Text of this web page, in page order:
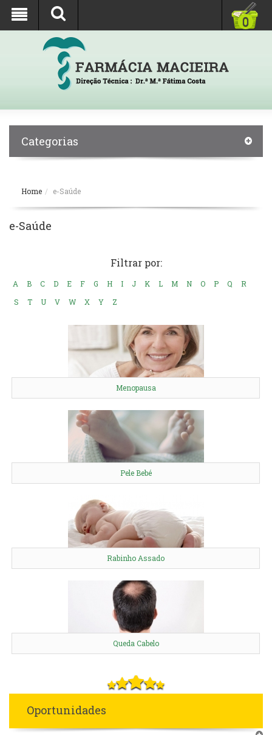
0
Categorias
Home e-Saúde
e-Saúde
Filtrar por:
A B C D E F G H I J K L M N O P Q
R
S
T U V W X Y Z
Menopausa
Pele Bebé
Rabinho Assado
Queda Cabelo
Oportunidades